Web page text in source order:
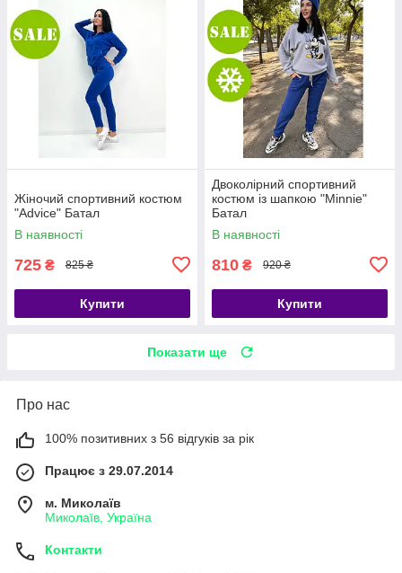
Жіночий спортивний костюм
"Advice" Батал
В наявності
725 ₴ 825 ₴
Купити
Двоколірний спортивний
костюм із шапкою "Minnie"
Батал
В наявності
810 ₴ 920 ₴
Купити
Показати ще
Про нас
100% позитивних з 56 відгуків за рік
Працює з 29.07.2014
м. Миколаїв
Миколаїв, Україна
Контакти